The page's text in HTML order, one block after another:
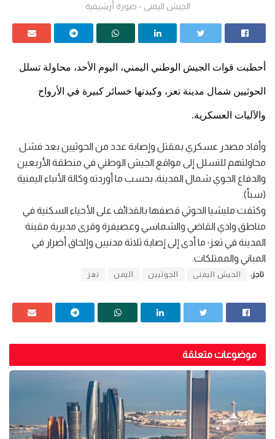
الجيش اليمنى - صورة أرشيفية
أحطبت قوات الجيش الوطني اليمني، اليوم الأحد، محاولة تسلل
الحوثيين شمال مدينة تعز، وكبدتها خسائر كبيرة في الأرواح
والآليات العسكرية.
وأفاد مصدر عسكري بمقتل وإصابة عدد من الحوثيين بعد فشل
محاولتهم للتسلل إلى مواقع الجيش الوطني في منطقة الأربعين
والدفاع الجوي شمال المدينة، بحسب ما أوردته وكالة الأنباء اليمنية
(سبأ).
وكثفت مليشيا الحوثي قصفها بالقذائف على الأحياء السكنية في
مناطق وادي القاضي والشماسي وعصيفرة وقرى مديرية مقبنة
المدينة في تعز؛ ما أدى إلى إصابة ثلاثة مدنيين وإلحاق أضرار في
المباني والممتلكات.
تاجز: الجيش اليمنى الحوثيين اليمن تعز
موضوعات متعلقة